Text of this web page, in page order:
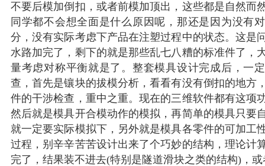
不要后模加倒扣，或者前模加顶出，这些都是自然而
同学都不会想全面是什么原因呢，那还是因为没有
分，没有实际考虑下产品在注塑过程中的状态。这是
水路加完了，剩下的就是那些乱七八糟的标准件了，
量考虑对称平衡就是了。整套模具设计完成后，一
查，首先是镶块的拔模分析，看看有没有倒扣的地方
件的干涉检查，重中之重。现在的三维软件都有这项
然后就是模具开合模动作的模拟，再简单的模具只要
就一定要实际模拟下，另外就是模具各零件的可加工
过程，别辛辛苦苦设计出来了个巧妙的结构，理论计
完了，结果装不进去(特别是隧道滑块之类的结构)，